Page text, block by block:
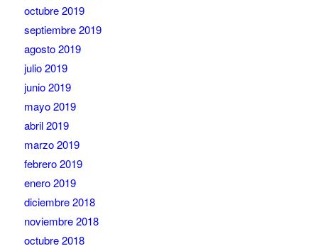
octubre 2019
septiembre 2019
agosto 2019
julio 2019
junio 2019
mayo 2019
abril 2019
marzo 2019
febrero 2019
enero 2019
diciembre 2018
noviembre 2018
octubre 2018